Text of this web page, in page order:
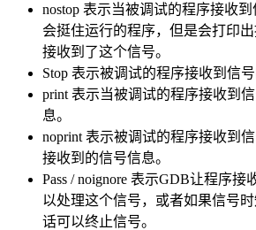
nostop 表示当被调试的程序接收
会挺住运行的程序，但是会打印出
接收到了这个信号。
Stop 表示被调试的程序接收到信号
print 表示当被调试的程序接收到
息。
noprint 表示被调试的程序接收到
接收到的信号信息。
Pass / noignore 表示GDB让程序
以处理这个信号，或者如果信号
话可以终止信号。